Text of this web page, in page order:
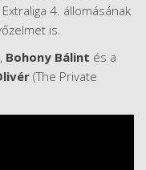
4. állomásának
is.
Bohony Bálint és a
(The Private